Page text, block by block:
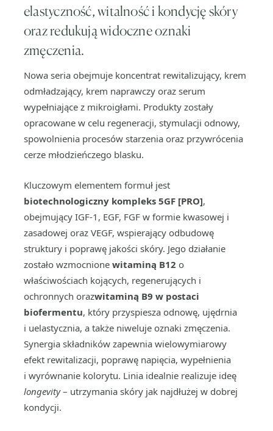
elastyczność, witalność i kondycję skóry
oraz redukują widoczne oznaki
zmęczenia.
Nowa seria obejmuje koncentrat rewitalizujący, krem
odmładzający, krem naprawczy oraz serum
wypełniające z mikroigłami. Produkty zostały
opracowane w celu regeneracji, stymulacji odnowy,
spowolnienia procesów starzenia oraz przywrócenia
cerze młodzieńczego blasku.
Kluczowym elementem formuł jest
biotechnologiczny kompleks 5GF [PRO],
obejmujący IGF-1, EGF, FGF w formie kwasowej i
zasadowej oraz VEGF, wspierający odbudowę
struktury i poprawę jakości skóry. Jego działanie
zostało wzmocnione witaminą B12 o
właściwościach kojących, regenerujących i
ochronnych orazwitaminą B9 w postaci
biofermentu, który przyspiesza odnowę, ujędrnia
i uelastycznia, a także niweluje oznaki zmęczenia.
Synergia składników zapewnia wielowymiarowy
efekt rewitalizacji, poprawę napięcia, wypełnienia
i wyrównanie kolorytu. Linia idealnie realizuje ideę
longevity– utrzymania skóry jak najdłużej w dobrej
kondycji.